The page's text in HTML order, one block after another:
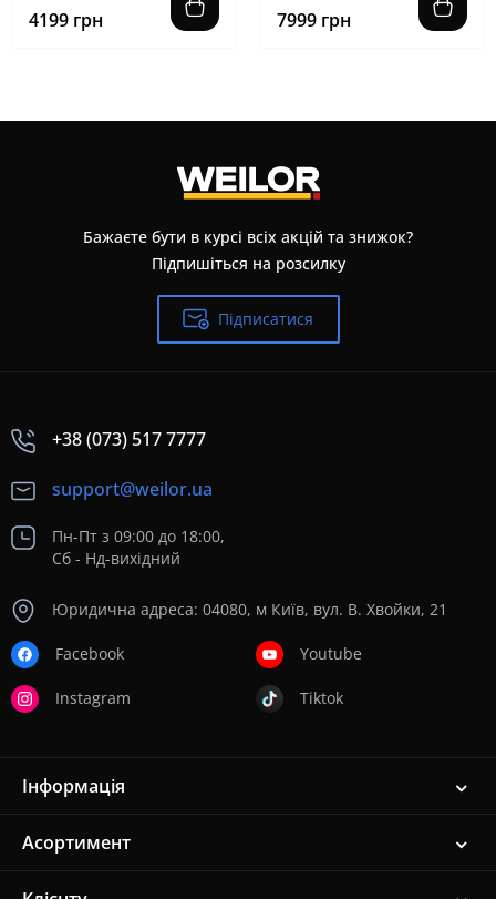
4199 грн 7999 грн
Бажаєте бути в курсі всіх акцій та знижок?
Підпишіться на розсилку
Підписатися
+38 (073) 517 7777
support@weilor.ua
Пн-Пт з 09:00 до 18:00,
Сб - Нд-вихідний
Юридична адреса: 04080, м Київ, вул. В. Хвойки, 21
Facebook
Instagram
Youtube
Tiktok
Інформація
Асортимент